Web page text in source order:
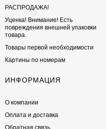
РАСПРОДАЖА!
Уценка! Внимание! Есть
повреждения внешней упаковки
товара.
Товары первой необходимости
Картины по номерам
ИНФОРМАЦИЯ
О компании
Оплата и доставка
Обратная связь